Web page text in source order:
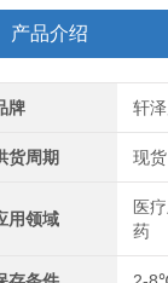
产品介绍
牌 轩
货周期 现货
用领域
医
药